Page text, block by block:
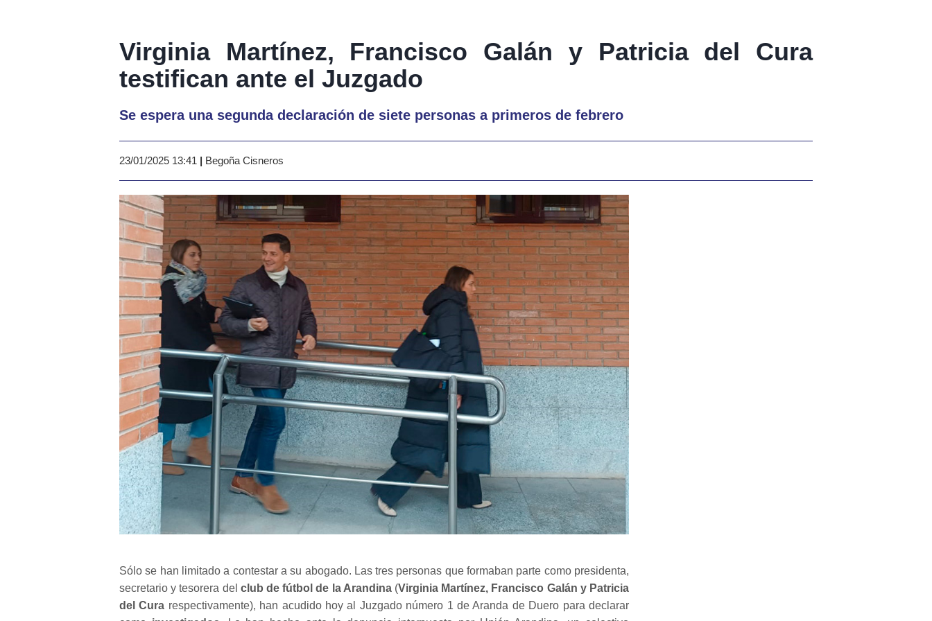
Virginia Martínez, Francisco Galán y Patricia del Cura
testifican ante el Juzgado
Se espera una segunda declaración de siete personas a primeros de febrero
23/01/2025 13:41 | Begoña Cisneros
Sólo se han limitado a contestar a su abogado. Las tres personas que formaban parte como presidenta,
secretario y tesorera del club de fútbol de la Arandina(Virginia Martínez, Francisco Galán y Patricia
del Cura respectivamente), han acudido hoy al Juzgado número 1 de Aranda de Duero para declarar